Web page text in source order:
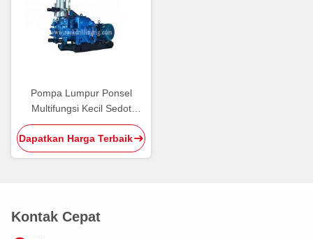
Pompa Lumpur Ponsel
Multifungsi Kecil Sedot
Lumpur Dengan Umur
Panjang Layanan Warna
Biru
Dapatkan Harga Terbaik
Kontak Cepat